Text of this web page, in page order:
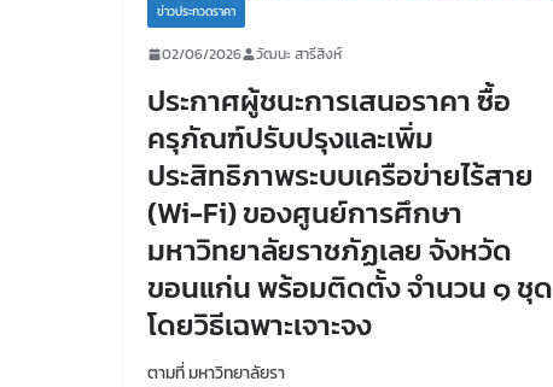
ข่าวประกวดราคา
02/06/2026 วัฒนะ สารีสิงห์
ประกาศผู้ชนะการเสนอราคา ซื้อ
ครุภัณฑ์ปรับปรุงและเพิ่ม
ประสิทธิภาพระบบเครือข่ายไร้สาย
(Wi-Fi) ของศูนย์การศึกษา
มหาวิทยาลัยราชภัฏเลย จังหวัด
ขอนแก่น พร้อมติดตั้ง จำนวน ๑ ชุด
โดยวิธีเฉพาะเจาะจง
ตามที่ มหาวิทยาลัยรา